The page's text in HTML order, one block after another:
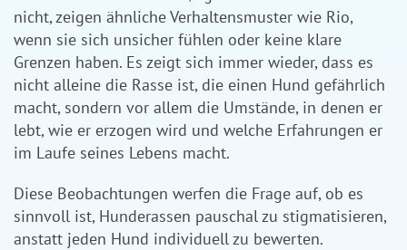
nicht, zeigen ähnliche Verhaltensmuster wie Rio,
wenn sie sich unsicher fühlen oder keine klare
Grenzen haben. Es zeigt sich immer wieder, dass es
nicht alleine die Rasse ist, die einen Hund gefährlich
macht, sondern vor allem die Umstände, in denen er
lebt, wie er erzogen wird und welche Erfahrungen er
im Laufe seines Lebens macht.
Diese Beobachtungen werfen die Frage auf, ob es
sinnvoll ist, Hunderassen pauschal zu stigmatisieren,
anstatt jeden Hund individuell zu bewerten.